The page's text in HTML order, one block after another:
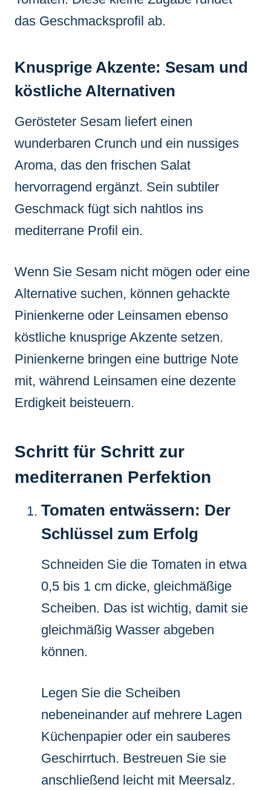
das Geschmacksprofil ab.
Knusprige Akzente: Sesam und
köstliche Alternativen
Gerösteter Sesam liefert einen
wunderbaren Crunch und ein nussiges
Aroma, das den frischen Salat
hervorragend ergänzt. Sein subtiler
Geschmack fügt sich nahtlos ins
mediterrane Profil ein.
Wenn Sie Sesam nicht mögen oder eine
Alternative suchen, können gehackte
Pinienkerne oder Leinsamen ebenso
köstliche knusprige Akzente setzen.
Pinienkerne bringen eine buttrige Note
mit, während Leinsamen eine dezente
Erdigkeit beisteuern.
Schritt für Schritt zur
mediterranen Perfektion
Tomaten entwässern: Der
Schlüssel zum Erfolg
Schneiden Sie die Tomaten in etwa
0,5 bis 1 cm dicke, gleichmäßige
Scheiben. Das ist wichtig, damit sie
gleichmäßig Wasser abgeben
können.
Legen Sie die Scheiben
nebeneinander auf mehrere Lagen
Küchenpapier oder ein sauberes
Geschirrtuch. Bestreuen Sie sie
anschließend leicht mit Meersalz.